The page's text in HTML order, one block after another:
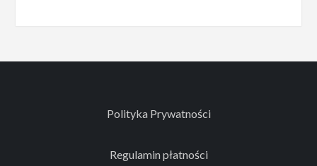
Polityka Prywatności
Regulamin płatności